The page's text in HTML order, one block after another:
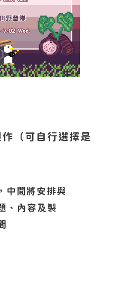
（可自行選擇是
中間將安排與
、內容及製